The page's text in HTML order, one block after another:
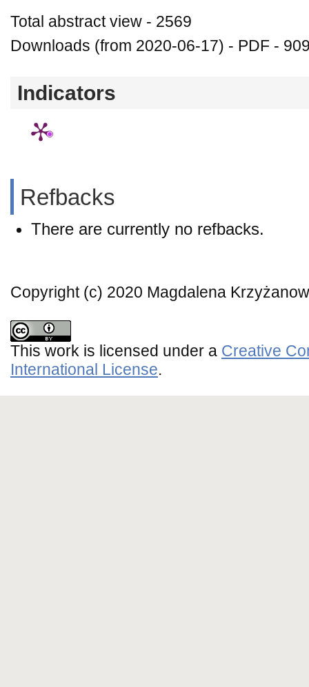
Total abstract view - 2569
Downloads (from 2020-06-17) - PDF -
Indicators
Refbacks
There are currently no refbacks.
Copyright (c) 2020 Magdalena
This work is licensed under a Creative
International License.